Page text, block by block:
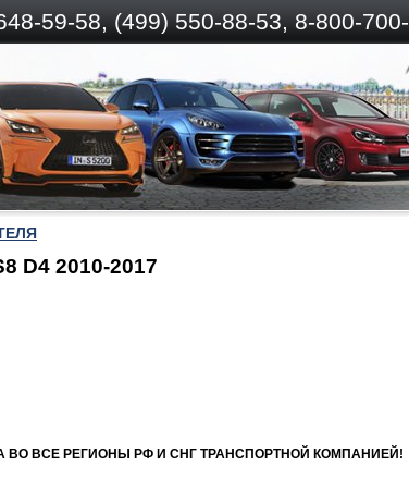
59-58, (499) 550-88-53, 8-800-
2010-2017
ВО ВСЕ РЕГИОНЫ РФ И СНГ ТРАНСПОРТНОЙ КОМПАНИЕЙ!